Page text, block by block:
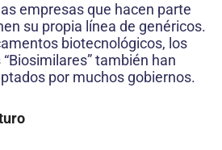
empresas que hacen parte
su propia línea de genéricos.
biotecnológicos, los
también han
por muchos gobiernos.